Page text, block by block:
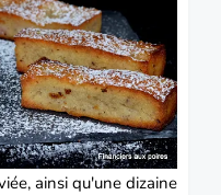
ainsi qu'une dizaine